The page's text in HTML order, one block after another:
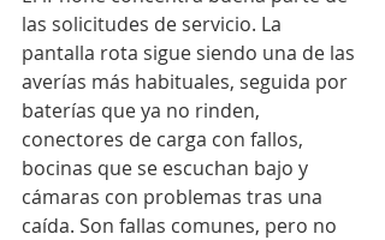
las solicitudes de servicio. La
pantalla rota sigue siendo una de las
averías más habituales, seguida por
baterías que ya no rinden,
conectores de carga con fallos,
bocinas que se escuchan bajo y
cámaras con problemas tras una
caída. Son fallas comunes, pero no